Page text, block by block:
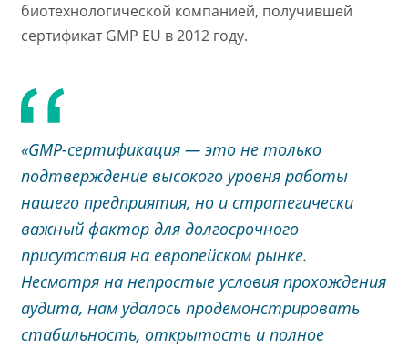
биотехнологической компанией, получившей
сертификат GMP EU в 2012 году.
«GMP-сертификация — это не только
подтверждение высокого уровня работы
нашего предприятия, но и стратегически
важный фактор для долгосрочного
присутствия на европейском рынке.
Несмотря на непростые условия прохождения
аудита, нам удалось продемонстрировать
стабильность, открытость и полное